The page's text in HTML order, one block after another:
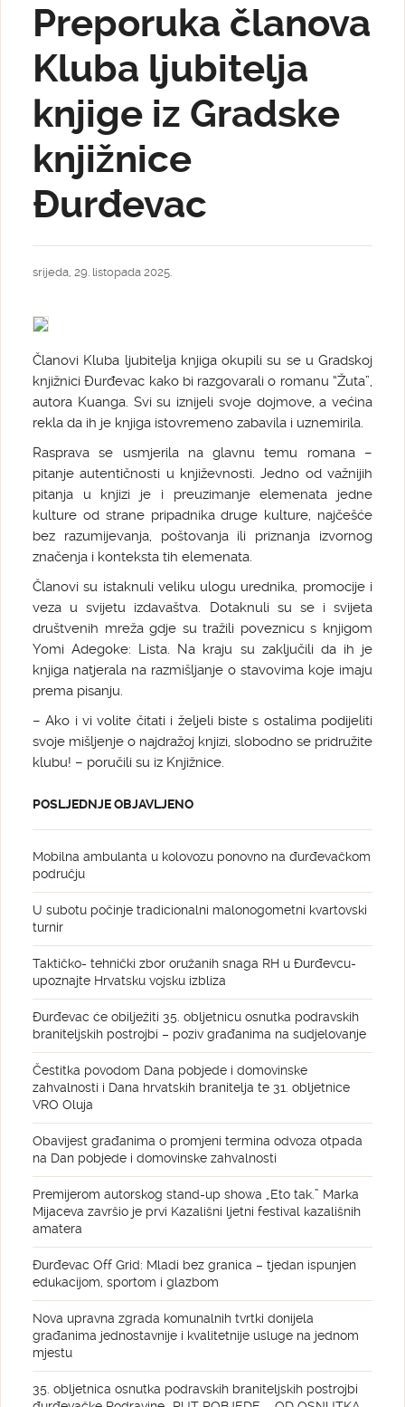
Preporuka članova
Kluba ljubitelja
knjige iz Gradske
knjižnice
Đurđevac
srijeda, 29. listopada 2025.
Članovi Kluba ljubitelja knjiga okupili su se u Gradskoj
knjižnici Đurđevac kako bi razgovarali o romanu “Žuta”,
autora Kuanga. Svi su iznijeli svoje dojmove, a većina
rekla da ih je knjiga istovremeno zabavila i uznemirila.
Rasprava se usmjerila na glavnu temu romana –
pitanje autentičnosti u književnosti. Jedno od važnijih
pitanja u knjizi je i preuzimanje elemenata jedne
kulture od strane pripadnika druge kulture, najčešće
bez razumijevanja, poštovanja ili priznanja izvornog
značenja i konteksta tih elemenata.
Članovi su istaknuli veliku ulogu urednika, promocije i
veza u svijetu izdavaštva. Dotaknuli su se i svijeta
društvenih mreža gdje su tražili poveznicu s knjigom
Yomi Adegoke: Lista. Na kraju su zaključili da ih je
knjiga natjerala na razmišljanje o stavovima koje imaju
prema pisanju.
– Ako i vi volite čitati i željeli biste s ostalima podijeliti
svoje mišljenje o najdražoj knjizi, slobodno se pridružite
klubu! – poručili su iz Knjižnice.
POSLJEDNJE OBJAVLJENO
Mobilna ambulanta u kolovozu ponovno na đurđevačkom
području
U subotu počinje tradicionalni malonogometni kvartovski
turnir
Taktičko- tehnički zbor oružanih snaga RH u Đurđevcu-
upoznajte Hrvatsku vojsku izbliza
Đurđevac će obilježiti 35. obljetnicu osnutka podravskih
braniteljskih postrojbi – poziv građanima na sudjelovanje
Čestitka povodom Dana pobjede i domovinske
zahvalnosti i Dana hrvatskih branitelja te 31. obljetnice
VRO Oluja
Obavijest građanima o promjeni termina odvoza otpada
na Dan pobjede i domovinske zahvalnosti
Premijerom autorskog stand-up showa „Eto tak.” Marka
Mijaceva završio je prvi Kazališni ljetni festival kazališnih
amatera
Đurđevac Off Grid: Mladi bez granica – tjedan ispunjen
edukacijom, sportom i glazbom
Nova upravna zgrada komunalnih tvrtki donijela
građanima jednostavnije i kvalitetnije usluge na jednom
mjestu
35. obljetnica osnutka podravskih braniteljskih postrojbi